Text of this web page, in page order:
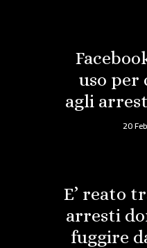
uso per
agli
20
E’ reato
arresti
fuggire